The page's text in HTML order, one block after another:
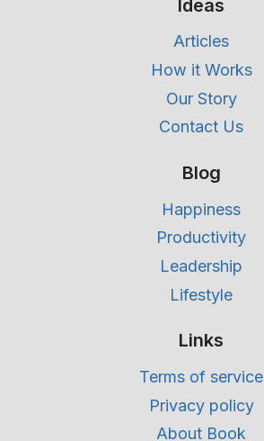
Ideas
Articles
How it Works
Our Story
Contact Us
Blog
Happiness
Productivity
Leadership
Lifestyle
Links
Terms of service
Privacy policy
About Book